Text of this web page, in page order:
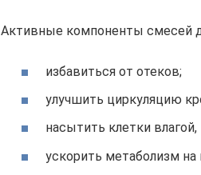
Активные компоненты смесей
избавиться от отеков;
улучшить циркуляцию
насытить клетки
ускорить метаболизм